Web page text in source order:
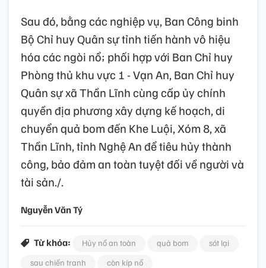
Sau đó, bằng các nghiệp vụ, Ban Công binh
Bộ Chỉ huy Quân sự tỉnh tiến hành vô hiệu
hóa các ngòi nổ; phối hợp với Ban Chỉ huy
Phòng thủ khu vực 1 - Vạn An, Ban Chỉ huy
Quân sự xã Thần Lĩnh cùng cấp ủy chính
quyền địa phương xây dựng kế hoạch, di
chuyển quả bom đến Khe Luội, Xóm 8, xã
Thần Lĩnh, tỉnh Nghệ An để tiêu hủy thành
công, bảo đảm an toàn tuyệt đối về người và
tài sản./.
Nguyễn Văn Tý
Từ khóa: Hủy nổ an toàn quả bom
sót lại
sau chiến tranh
còn kíp nổ